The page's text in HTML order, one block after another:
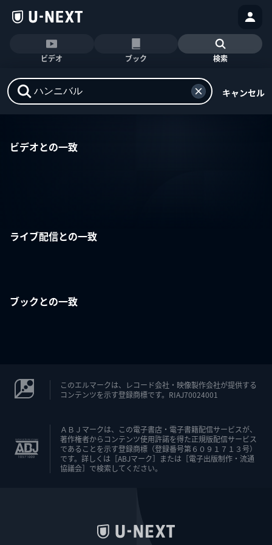
ビデオ ブック 検索
キャンセル
ビデオとの一致
ライブ配信との一致
ブックとの一致
このエルマークは、レコード会社・映像製作会社が提供する
コンテンツを示す登録商標です。RIAJ70024001
ＡＢＪマークは、この電子書店・電子書籍配信サービスが、
著作権者からコンテンツ使用許諾を得た正規版配信サービス
であることを示す登録商標（登録番号第６０９１７１３号）
です。詳しくは［ABJマーク］または［電子出版制作・流通
協議会］で検索してください。